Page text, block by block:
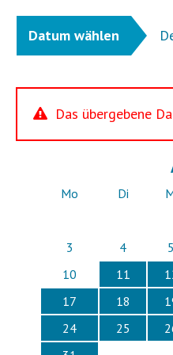
Datum wählen
Das übergebene
Mo Di
3
4 5
10
11
17
18
24
25